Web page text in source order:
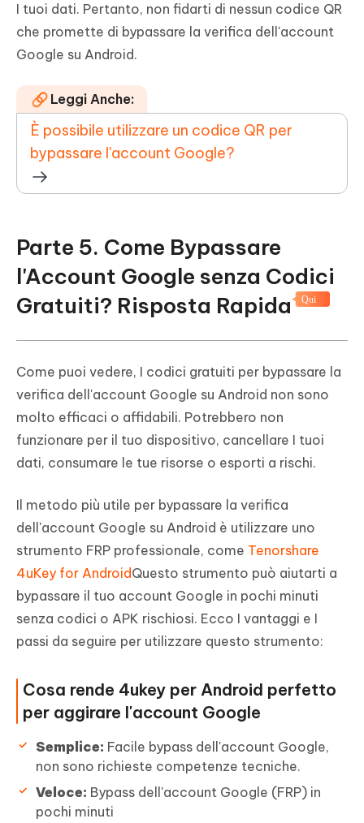
I tuoi dati. Pertanto, non fidarti di nessun codice QR
che promette di bypassare la verifica dell'account
Google su Android.
Leggi Anche:
È possibile utilizzare un codice QR per
bypassare l'account Google?
Parte 5. Come Bypassare
l'Account Google senza Codici
Gratuiti? Risposta Rapida
Qui
Come puoi vedere, I codici gratuiti per bypassare la
verifica dell'account Google su Android non sono
molto efficaci o affidabili. Potrebbero non
funzionare per il tuo dispositivo, cancellare I tuoi
dati, consumare le tue risorse o esporti a rischi.
Il metodo più utile per bypassare la verifica
dell'account Google su Android è utilizzare uno
strumento FRP professionale, come Tenorshare
4uKey for AndroidQuesto strumento può aiutarti a
bypassare il tuo account Google in pochi minuti
senza codici o APK rischiosi. Ecco I vantaggi e I
passi da seguire per utilizzare questo strumento:
Cosa rende 4ukey per Android perfetto
per aggirare l'account Google
Semplice: Facile bypass dell'account Google,
non sono richieste competenze tecniche.
Veloce: Bypass dell'account Google (FRP) in
pochi minuti